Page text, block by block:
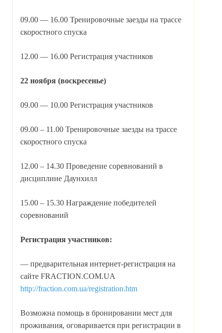
09.00 — 16.00 Тренировочные заезды на трассе
скоростного спуска
12.00 — 16.00 Регистрация участников
22 ноября (воскресенье)
09.00 — 10.00 Регистрация участников
09.00 – 11.00 Тренировочные заезды на трассе
скоростного спуска
12.00 – 14.30 Проведение соревнований в
дисциплине Даунхилл
15.00 – 15.30 Награждение победителей
соревнований
Регистрация участников:
— предварительная интернет-регистрация на
сайте FRACTION.COM.UA
http://fraction.com.ua/registration.htm
Возможна помощь в бронировании мест для
проживания, оговаривается при регистрации в